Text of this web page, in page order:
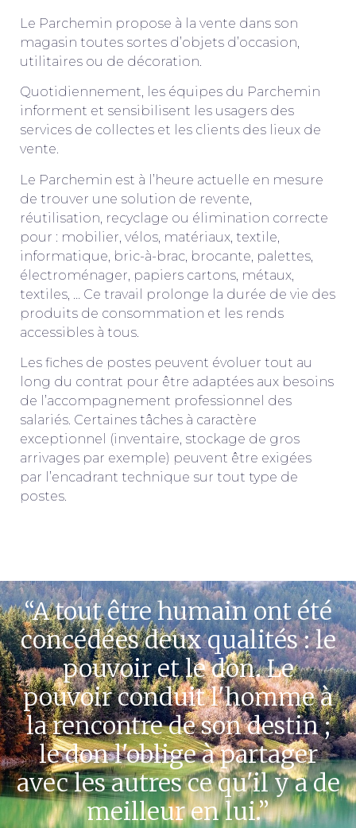
Le Parchemin propose à la vente dans son
magasin toutes sortes d’objets d’occasion,
utilitaires ou de décoration.
Quotidiennement, les équipes du Parchemin
informent et sensibilisent les usagers des
services de collectes et les clients des lieux de
vente.
Le Parchemin est à l’heure actuelle en mesure
de trouver une solution de revente,
réutilisation, recyclage ou élimination correcte
pour : mobilier, vélos, matériaux, textile,
informatique, bric-à-brac, brocante, palettes,
électroménager, papiers cartons, métaux,
textiles, … Ce travail prolonge la durée de vie des
produits de consommation et les rends
accessibles à tous.
Les fiches de postes peuvent évoluer tout au
long du contrat pour être adaptées aux besoins
de l’accompagnement professionnel des
salariés. Certaines tâches à caractère
exceptionnel (inventaire, stockage de gros
arrivages par exemple) peuvent être exigées
par l’encadrant technique sur tout type de
postes.
“A tout être humain ont été
concédées deux qualités : le
pouvoir et le don. Le
pouvoir conduit l'homme à
la rencontre de son destin ;
le don l'oblige à partager
avec les autres ce qu'il y a de
meilleur en lui.”